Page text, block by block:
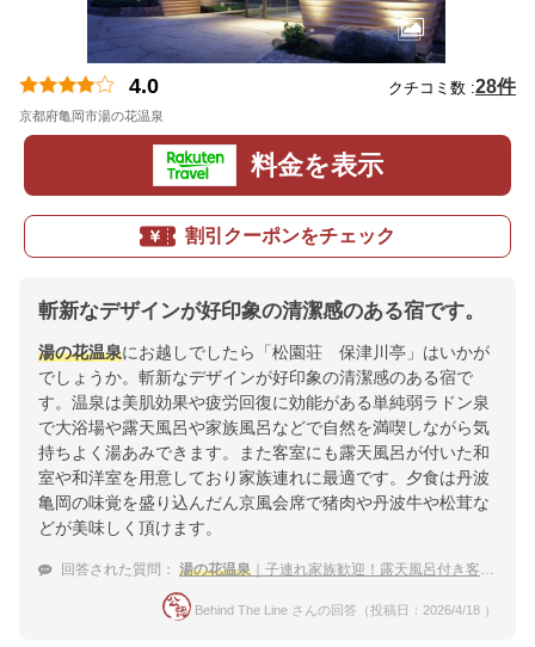
4.0 クチコミ数 :28件
京都府亀岡市湯の花温泉
料金を表示
割引クーポンをチェック
斬新なデザインが好印象の清潔感のある宿です。
湯の花温泉にお越しでしたら「松園荘 保津川亭」はいかが
でしょうか。斬新なデザインが好印象の清潔感のある宿で
す。温泉は美肌効果や疲労回復に効能がある単純弱ラドン泉
で大浴場や露天風呂や家族風呂などで自然を満喫しながら気
持ちよく湯あみできます。また客室にも露天風呂が付いた和
室や和洋室を用意しており家族連れに最適です。夕食は丹波
亀岡の味覚を盛り込んだん京風会席で猪肉や丹波牛や松茸な
どが美味しく頂けます。
回答された質問： 湯の花温泉 ｜子連れ家族歓迎！露天風呂付き客室がある宿のおすすめは？
Behind The Line さんの回答（投稿日：2026/4/18 ）